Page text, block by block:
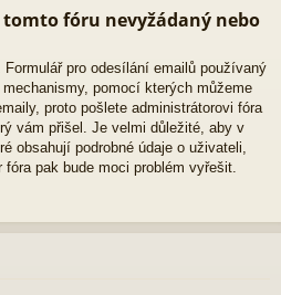
fóru nevyžádaný nebo
pro odesílání emailů používaný
pomocí kterých můžeme
proto pošlete administrátorovi fóra
vám přišel. Je velmi důležité, aby v
obsahují podrobné údaje o uživateli,
pak bude moci problém vyřešit.